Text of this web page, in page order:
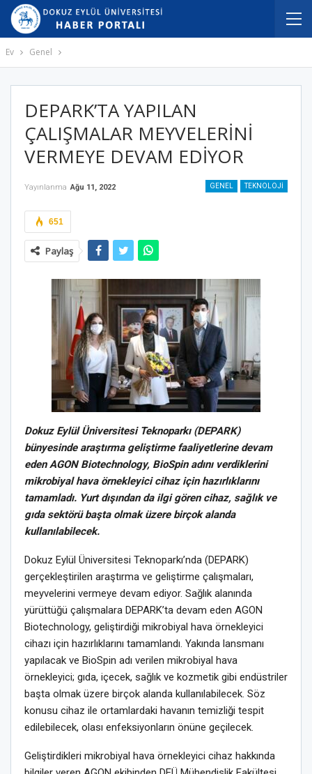
Ev Genel
DEPARK’TA YAPILAN
ÇALIŞMALAR MEYVELERİNİ
VERMEYE DEVAM EDİYOR
GENEL TEKNOLOJI
Yayınlanma Ağu 11, 2022
651
Paylaş
Dokuz Eylül Üniversitesi Teknoparkı (DEPARK)
bünyesinde araştırma geliştirme faaliyetlerine devam
eden AGON Biotechnology, BioSpin adını verdiklerini
mikrobiyal hava örnekleyici cihaz için hazırlıklarını
tamamladı. Yurt dışından da ilgi gören cihaz, sağlık ve
gıda sektörü başta olmak üzere birçok alanda
kullanılabilecek.
Dokuz Eylül Üniversitesi Teknoparkı’nda (DEPARK)
gerçekleştirilen araştırma ve geliştirme çalışmaları,
meyvelerini vermeye devam ediyor. Sağlık alanında
yürüttüğü çalışmalara DEPARK’ta devam eden AGON
Biotechnology, geliştirdiği mikrobiyal hava örnekleyici
cihazı için hazırlıklarını tamamlandı. Yakında lansmanı
yapılacak ve BioSpin adı verilen mikrobiyal hava
örnekleyici; gıda, içecek, sağlık ve kozmetik gibi endüstriler
başta olmak üzere birçok alanda kullanılabilecek. Söz
konusu cihaz ile ortamlardaki havanın temizliği tespit
edilebilecek, olası enfeksiyonların önüne geçilecek.
Geliştirdikleri mikrobiyal hava örnekleyici cihaz hakkında